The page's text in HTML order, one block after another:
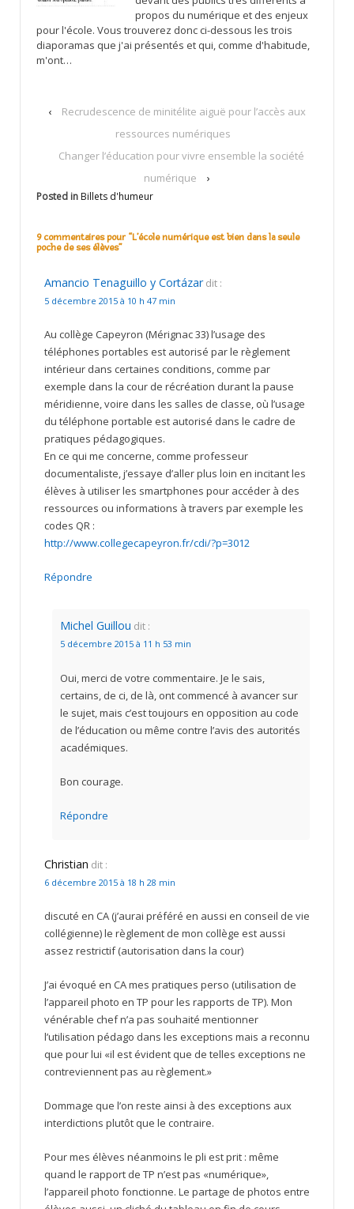
propos du numérique et des enjeux
pour l'école. Vous trouverez donc ci-dessous les trois
diaporamas que j'ai présentés et qui, comme d'habitude,
m'ont…
‹
Recrudescence de minitélite aiguë pour l’accès aux
ressources numériques
Changer l’éducation pour vivre ensemble la société
numérique
›
Posted in Billets d'humeur
9 commentaires pour “L’école numérique est bien dans la seule
poche de ses élèves”
Amancio Tenaguillo y Cortázar dit :
5 décembre 2015 à 10 h 47 min
Au collège Capeyron (Mérignac 33) l’usage des
téléphones portables est autorisé par le règlement
intérieur dans certaines conditions, comme par
exemple dans la cour de récréation durant la pause
méridienne, voire dans les salles de classe, où l’usage
du téléphone portable est autorisé dans le cadre de
pratiques pédagogiques.
En ce qui me concerne, comme professeur
documentaliste, j’essaye d’aller plus loin en incitant les
élèves à utiliser les smartphones pour accéder à des
ressources ou informations à travers par exemple les
codes QR :
http://www.collegecapeyron.fr/cdi/?p=3012
Répondre
Michel Guillou dit :
5 décembre 2015 à 11 h 53 min
Oui, merci de votre commentaire. Je le sais,
certains, de ci, de là, ont commencé à avancer sur
le sujet, mais c’est toujours en opposition au code
de l’éducation ou même contre l’avis des autorités
académiques.
Bon courage.
Répondre
Christian dit :
6 décembre 2015 à 18 h 28 min
discuté en CA (j’aurai préféré en aussi en conseil de vie
collégienne) le règlement de mon collège est aussi
assez restrictif (autorisation dans la cour)
J’ai évoqué en CA mes pratiques perso (utilisation de
l’appareil photo en TP pour les rapports de TP). Mon
vénérable chef n’a pas souhaité mentionner
l’utilisation pédago dans les exceptions mais a reconnu
que pour lui «il est évident que de telles exceptions ne
contreviennent pas au règlement.»
Dommage que l’on reste ainsi à des exceptions aux
interdictions plutôt que le contraire.
Pour mes élèves néanmoins le pli est prit : même
quand le rapport de TP n’est pas «numérique»,
l’appareil photo fonctionne. Le partage de photos entre